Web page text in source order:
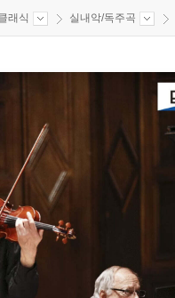
래식 실내악/독주곡